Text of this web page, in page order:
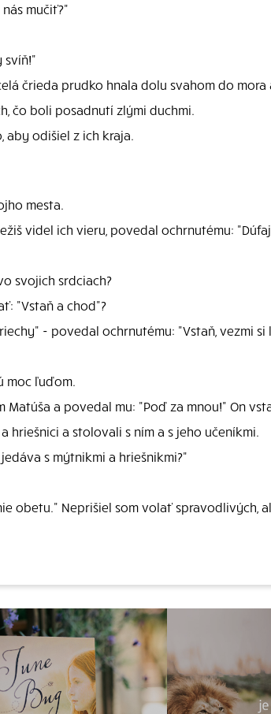
mučiť?"
svíň!"
črieda prudko hnala dolu svahom do
čo boli posadnutí zlými duchmi.
aby odišiel z ich kraja.
mesta.
videl ich vieru, povedal ochrnutému:
svojich srdciach?
"Vstaň a chod"?
- povedal ochrnutému: "Vstaň, vezmi
moc ľuďom.
a povedal mu: "Poď za mnou!" On
hriešnici a stolovali s ním a s jeho učeníkmi.
s mýtnikmi a hriešnikmi?"
obetu." Neprišiel som volať spravodlivých,